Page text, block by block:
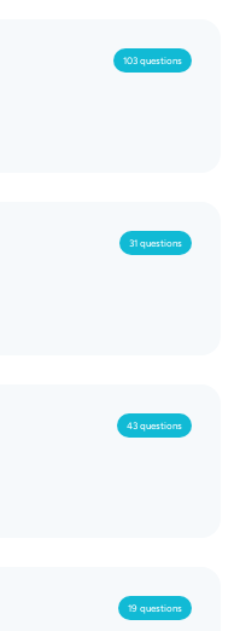
103 questions
31 questions
43 questions
19 questions